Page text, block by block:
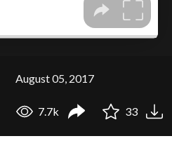
August 05, 2017
7.7k 33